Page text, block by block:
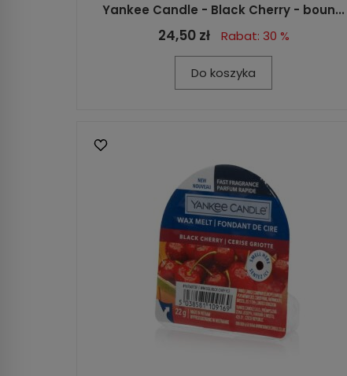
Yankee Candle - Black Cherry - boun...
24,50 zł Rabat: 30 %
Do koszyka